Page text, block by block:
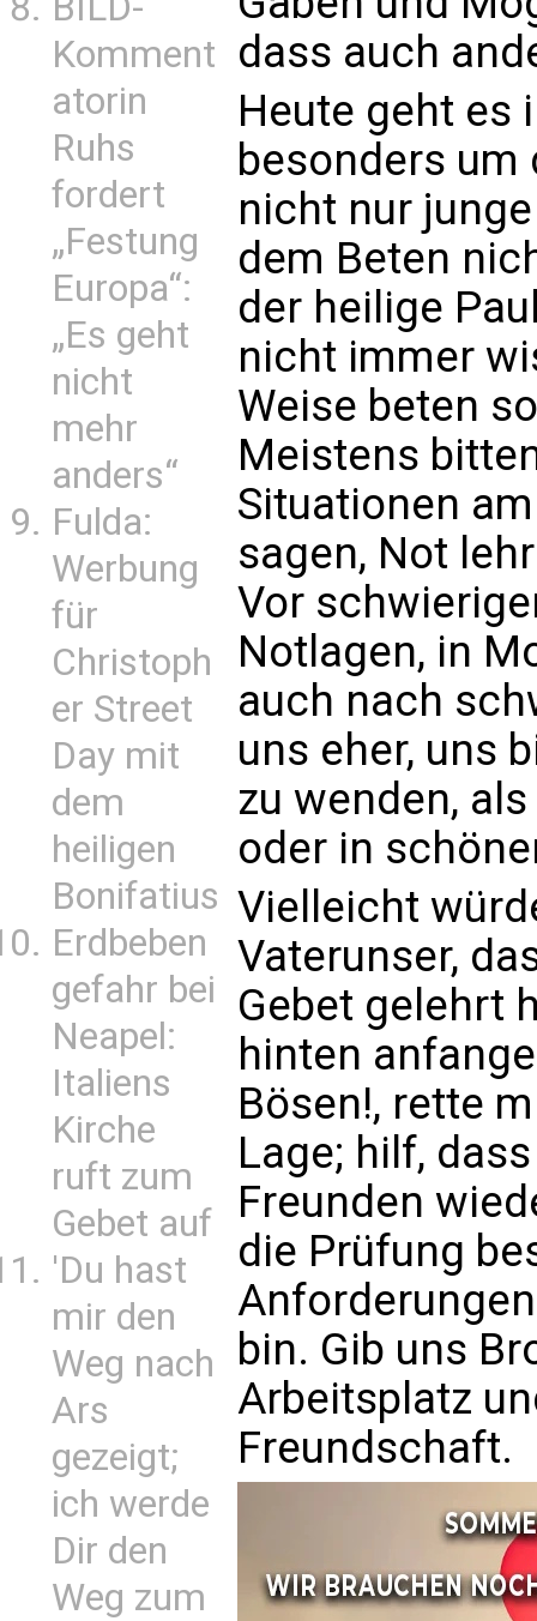
Komment
atorin
Ruhs
fordert
„Festung
Europa“:
„Es geht
nicht
mehr
anders“
Fulda:
Werbung
für
Christoph
er Street
Day mit
dem
heiligen
Bonifatius
Erdbeben
gefahr bei
Neapel:
Italiens
Kirche
ruft zum
Gebet auf
'Du hast
mir den
Weg nach
Ars
gezeigt;
ich werde
Dir den
Weg zum
dass auch
Heute geht es
besonders um
nicht nur
dem Beten
der heilige
nicht immer
Weise beten
Meistens
Situationen
sagen, Not
Vor
Notlagen, in
auch nach
uns eher, uns
zu wenden,
oder in
Vielleicht
Vaterunser,
Gebet gelehrt
hinten
Bösen!, rette
Lage; hilf,
Freunden
die Prüfung
bin. Gib uns
Arbeitsplatz
Freundschaft.